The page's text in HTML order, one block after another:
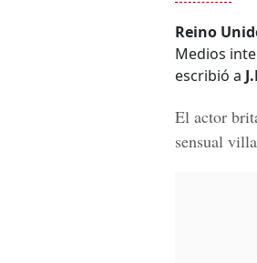
Reino
Medios
escribió a
El actor
sensual